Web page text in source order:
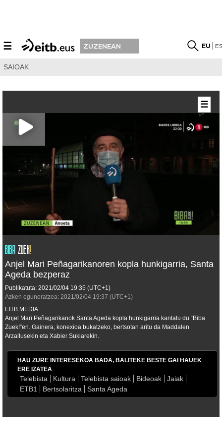
☰ ZUZENEAN EU
SAIOAK
Anjel Mari Peñagarikanoren kopla hunkigarria, Santa
Ageda bezperaz
Publikatuta: 2021/02/04 19:35 (UTC+1)
Azken eguneratzea: 2021/02/04 19:37 (UTC+1)
EITB MEDIA
Anjel Mari Peñagarikanok Santa Ageda kopla hunkigarria kantatu du “Biba
Zuek!”en. Gainera, konexioa bukatzeko, bertsotan aritu da Maddalen
Arzallusekin eta Xabier Sukiarekin.
HAU ZURE INTERESEKOA BADA, BALITEKE BESTE GAI HAUEK
ERE IZATEA
Telebista Kultura Telebista saioak Bideoak
Jaiak
ETB1
Bertsolaritza Santa Ageda
☰